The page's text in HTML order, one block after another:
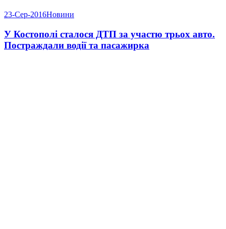
23-Сер-2016Новини
У Костополі сталося ДТП за участю трьох авто.
Постраждали водії та пасажирка